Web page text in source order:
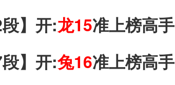
】开:龙15准上榜高手
】开:兔16准上榜高手